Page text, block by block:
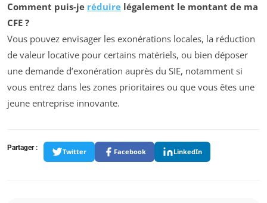
Comment puis-je réduire légalement le montant de ma
CFE ?
Vous pouvez envisager les exonérations locales, la réduction
de valeur locative pour certains matériels, ou bien déposer
une demande d’exonération auprès du SIE, notamment si
vous entrez dans les zones prioritaires ou que vous êtes une
jeune entreprise innovante.
Partager : Twitter Facebook LinkedIn